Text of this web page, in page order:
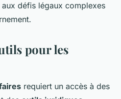
défis légaux complexes
pour les
requiert un accès à des